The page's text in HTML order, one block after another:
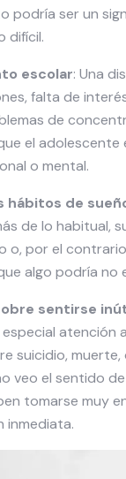
podría ser un
difícil.
escolar: Una
falta de
de
el
o mental.
hábitos de
de lo habitual,
o, por el
algo podría no
sentirse
especial atención
suicidio, muerte,
veo el sentido de
tomarse muy
inmediata.